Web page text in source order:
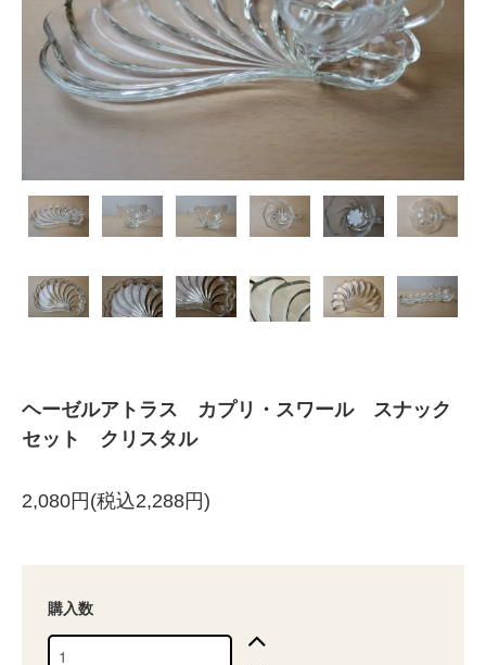
ヘーゼルアトラス カプリ・スワール スナック
セット クリスタル
2,080円(税込2,288円)
購入数